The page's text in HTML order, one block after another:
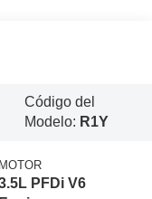
Código del
Modelo: R1Y
MOTOR
PFDi V6